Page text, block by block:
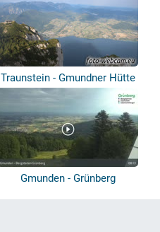
Traunstein - Gmundner Hütte
Gmunden - Grünberg